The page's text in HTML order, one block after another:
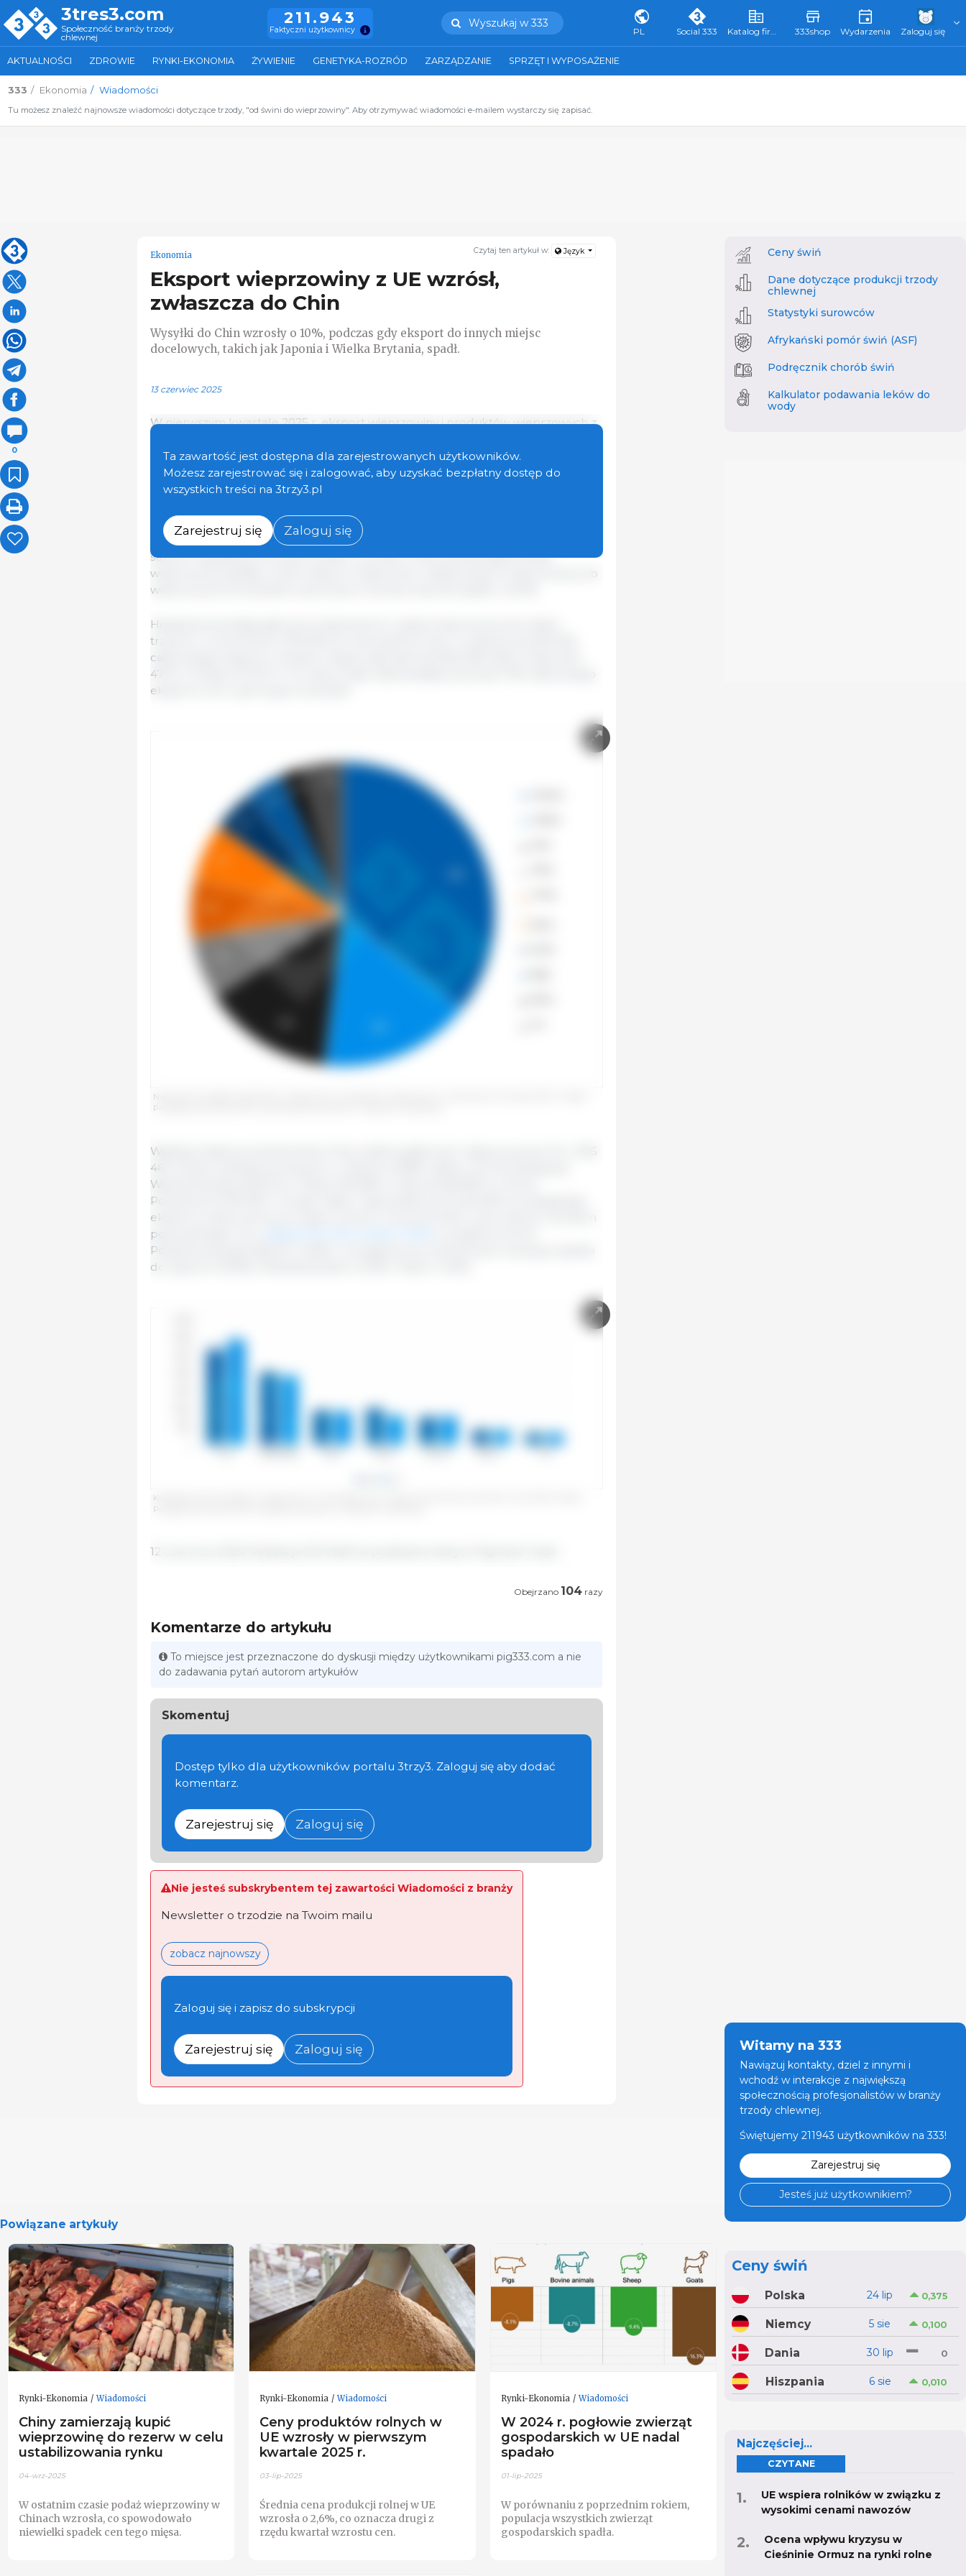
3tres3.com
Społeczność branży trzody
chlewnej
211.943
Faktyczni użytkownicy
Wyszukaj w 333
PL Social 333 Katalog firm 333 333shop Wydarzenia Zaloguj się
AKTUALNOŚCI ZDROWIE RYNKI-EKONOMIA ŻYWIENIE GENETYKA-ROZRÓD ZARZĄDZANIE SPRZĘT I WYPOSAŻENIE
333 Ekonomia Wiadomości
Tu możesz znaleźć najnowsze wiadomości dotyczące trzody, "od świni do wieprzowiny". Aby otrzymywać wiadomości e-mailem wystarczy się zapisać.
0
Czytaj ten artykuł w: Język
Ekonomia
Eksport wieprzowiny z UE wzrósł,
zwłaszcza do Chin
Wysyłki do Chin wzrosły o 10%, podczas gdy eksport do innych miejsc
docelowych, takich jak Japonia i Wielka Brytania, spadł.
13 czerwiec 2025
W pierwszym kwartale 2025 r. eksport wieprzowiny i produktów wieprzowych z
opublikowanymi przez Komisję Europejską. Oznacza to wzrost o 3,11% w
porównaniu z tym samym okresem ubiegłego roku.
produktów peklowanych (solonych, suszonych lub wędzonych), których eksport
wzrósł o 11,2%, a następnie podrobów o 6,9%. Mrożona wieprzowina, która
stanowi największy wolumen całości, wzrosła o 2,3%, podczas gdy świeża
wieprzowina spadła o 6,4%. Eksport makaronów nadziewanych wieprzowiną lub
wieprzowymi produktami ubocznymi również znacznie spadł, o 23,4%.
Hiszpania pozostaje głównym eksporterem unijnej wieprzowiny do krajów
trzecich, z wolumenem 394 816 ton ekwiwalentu tusz, co stanowi ponad 35%
całkowitego eksportu. Kolejne miejsca zajmują Holandia (180 236 t), Dania (154
479 t) i Polska (73 057 t). Te cztery kraje odpowiadały za ponad 73% całkowitego
eksportu UE w pierwszym kwartale.
Najwięksi europejscy eksporterzy wieprzowiny i produktów wieprzowych w pierwszym kwartale 2025 r. Źródło:
Przygotowane przez 333 z wykorzystaniem danych z Pigmeat Trade Data.
Według miejsca przeznaczenia, Chiny nadal są głównym nabywcą poza UE, z 296
467 tonami wyeksportowanymi, co stanowi 26,8% całości. Za nimi plasują się
Wielka Brytania (193,512 t), Filipiny (93,285 t), Japonia (80,984 t) i Korea
Południowa (78,708 t). Te pięć krajów odpowiada za ponad 60% europejskiego
eksportu wieprzowiny do krajów trzecich. W porównaniu z tym samym okresem
poprzedniego roku,
Południowej były stabilne (+0,6%). Z drugiej strony odnotowano znaczące spadki
do Japonii (-20,9%), Wielkiej Brytanii (-5,5%) i Filipin (-4,0%).
Kształtowanie się eksportu wieprzowiny z UE do głównych miejsc przeznaczenia (Q1 2024 vs Q1 2025). Źródło:
Przygotowane przez 333 na podstawie danych z Pigmeat Trade Data.
12 czerwca, 2025/ Redakcja 333 Staff na podstawie danych Pigmeat Trade
Ta zawartość jest dostępna dla zarejestrowanych użytkowników.
Możesz zarejestrować się i zalogować, aby uzyskać bezpłatny dostęp do
wszystkich treści na 3trzy3.pl
Zarejestruj się Zaloguj się
Obejrzano 104 razy
Komentarze do artykułu
To miejsce jest przeznaczone do dyskusji między użytkownikami pig333.com a nie
do zadawania pytań autorom artykułów
Skomentuj
Dostęp tylko dla użytkowników portalu 3trzy3. Zaloguj się aby dodać
komentarz.
Zarejestruj się Zaloguj się
Nie jesteś subskrybentem tej zawartości Wiadomości z branży
Newsletter o trzodzie na Twoim mailu
zobacz najnowszy
Zaloguj się i zapisz do subskrypcji
Zarejestruj się Zaloguj się
Powiązane artykuły
Rynki-Ekonomia Wiadomości
Chiny zamierzają kupić
wieprzowinę do rezerw w celu
ustabilizowania rynku
04-wrz-2025
W ostatnim czasie podaż wieprzowiny w
Chinach wzrosła, co spowodowało
niewielki spadek cen tego mięsa.
Rynki-Ekonomia Wiadomości
Ceny produktów rolnych w
UE wzrosły w pierwszym
kwartale 2025 r.
03-lip-2025
Średnia cena produkcji rolnej w UE
wzrosła o 2,6%, co oznacza drugi z
rzędu kwartał wzrostu cen.
Rynki-Ekonomia Wiadomości
W 2024 r. pogłowie zwierząt
gospodarskich w UE nadal
spadało
01-lip-2025
W porównaniu z poprzednim rokiem,
populacja wszystkich zwierząt
gospodarskich spadła.
Ceny świń
Dane dotyczące produkcji trzody
chlewnej
Statystyki surowców
Afrykański pomór świń (ASF)
Podręcznik chorób świń
Kalkulator podawania leków do
wody
Witamy na 333
Nawiązuj kontakty, dziel z innymi i
wchodź w interakcje z największą
społecznością profesjonalistów w branży
trzody chlewnej.
Świętujemy 211943 użytkowników na 333!
Zarejestruj się
Jesteś już użytkownikiem?
Ceny świń
Polska 24 lip 0,375
Niemcy 5 sie 0,100
Dania 30 lip 0
Hiszpania 6 sie 0,010
Najczęściej...
CZYTANE
UE wspiera rolników w związku z
wysokimi cenami nawozów
Ocena wpływu kryzysu w
Cieśninie Ormuz na rynki rolne